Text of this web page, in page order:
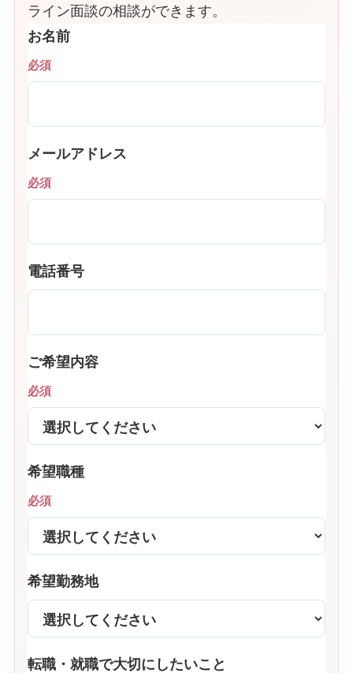
ライン面談の相談ができます。
お名前
必須
メールアドレス
必須
電話番号
ご希望内容
必須
希望職種
必須
希望勤務地
転職・就職で大切にしたいこと